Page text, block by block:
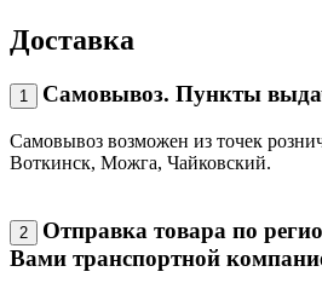
Доставка
1 Самовывоз. Пункты
Самовывоз возможен из точек
Воткинск, Можга, Чайковский.
2
Отправка товара по
Вами транспортной